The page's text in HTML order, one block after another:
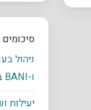
ו-BANI באסטרטגיות ניהול משאבי אנוש
יעילות